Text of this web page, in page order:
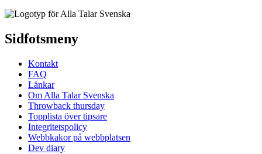
Sidfotsmeny
Kontakt
FAQ
Länkar
Om Alla Talar Svenska
Throwback thursday
Topplista över tipsare
Integritetspolicy
Webbkakor på webbplatsen
Dev diary